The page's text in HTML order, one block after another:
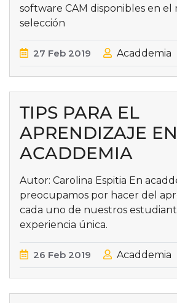
software CAM disponibles en el
selección
27 Feb 2019 Acaddemia
TIPS PARA EL
APRENDIZAJE EN
ACADDEMIA
Autor: Carolina Espitia En
preocupamos por hacer del
cada uno de nuestros
experiencia única.
26 Feb 2019 Acaddemia